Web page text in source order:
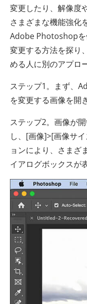
変更したり、解像度
さまざまな機能強化
Adobe Photoshopを
変更する方法を探り
める人に別のアプロ
ステップ1。まず、
を変更する画像を開
ステップ2。画像が
し、[画像]>[画像サ
ョンにより、さまざ
イアログボックスが